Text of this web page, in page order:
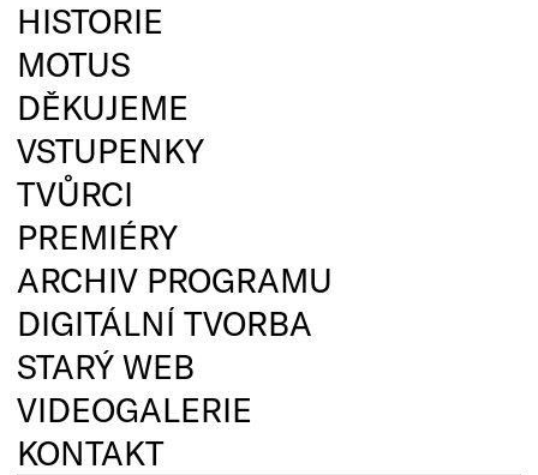
HISTORIE
MOTUS
DĚKUJEME
VSTUPENKY
TVŮRCI
PREMIÉRY
ARCHIV PROGRAMU
DIGITÁLNÍ TVORBA
STARÝ WEB
VIDEOGALERIE
KONTAKT